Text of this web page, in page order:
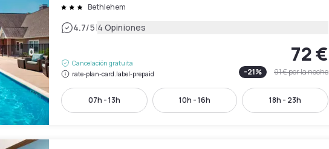
Bethlehem
4.7/5|4 Opiniones
Cancelación gratuita
rate-plan-card.label-prepaid
72 €
-21% 91 €por la noche
07h - 13h 10h - 16h 18h - 23h